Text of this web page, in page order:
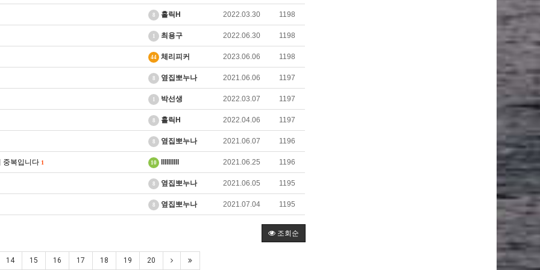
8 홀릭H 2022.03.30 1198
1 최용구 2022.06.30 1198
44 체리피커 2023.06.06 1198
8 옆집뽀누나 2021.06.06 1197
1 박선생 2022.03.07 1197
8 홀릭H 2022.04.06 1197
8 옆집뽀누나 2021.06.07 1196
중복입니다 1 10 IlIlIllIll 2021.06.25 1196
8 옆집뽀누나 2021.06.05 1195
8 옆집뽀누나 2021.07.04 1195
조회순
14 15 16 17 18 19 20